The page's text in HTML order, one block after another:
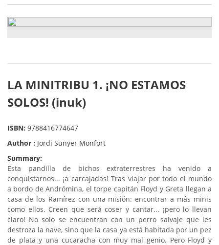
LA MINITRIBU 1. ¡NO ESTAMOS
SOLOS! (inuk)
ISBN: 9788416774647
Author : Jordi Sunyer Monfort
Summary:
Esta pandilla de bichos extraterrestres ha venido a
conquistarnos... ¡a carcajadas! Tras viajar por todo el mundo
a bordo de Andrómina, el torpe capitán Floyd y Greta llegan a
casa de los Ramírez con una misión: encontrar a más minis
como ellos. Creen que será coser y cantar... ¡pero lo llevan
claro! No solo se encuentran con un perro salvaje que les
destroza la nave, sino que la casa ya está habitada por un pez
de plata y una cucaracha con muy mal genio. Pero Floyd y